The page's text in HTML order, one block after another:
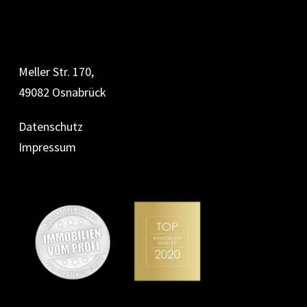
Meller Str. 170,
49082 Osnabrück
Datenschutz
Impressum